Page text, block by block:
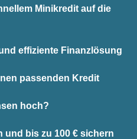
Minikredit auf die
effiziente Finanzlösung
passenden Kredit
hoch?
und bis zu 100 € sichern